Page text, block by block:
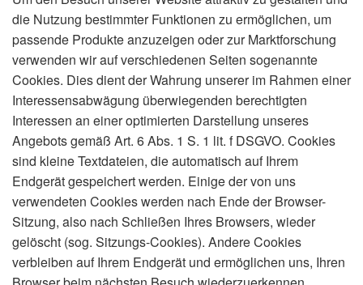
die Nutzung bestimmter Funktionen zu ermöglichen, um
passende Produkte anzuzeigen oder zur Marktforschung
verwenden wir auf verschiedenen Seiten sogenannte
Cookies. Dies dient der Wahrung unserer im Rahmen einer
Interessensabwägung überwiegenden berechtigten
Interessen an einer optimierten Darstellung unseres
Angebots gemäß Art. 6 Abs. 1 S. 1 lit. f DSGVO. Cookies
sind kleine Textdateien, die automatisch auf Ihrem
Endgerät gespeichert werden. Einige der von uns
verwendeten Cookies werden nach Ende der Browser-
Sitzung, also nach Schließen Ihres Browsers, wieder
gelöscht (sog. Sitzungs-Cookies). Andere Cookies
verbleiben auf Ihrem Endgerät und ermöglichen uns, Ihren